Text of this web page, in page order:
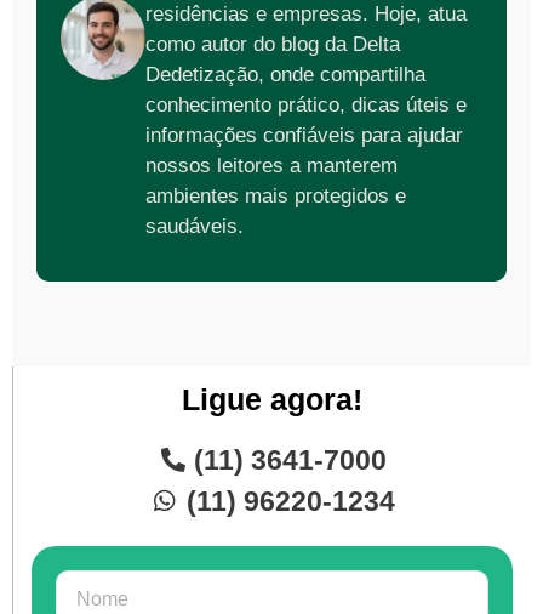
residências e empresas. Hoje, atua
como autor do blog da Delta
Dedetização, onde compartilha
conhecimento prático, dicas úteis e
informações confiáveis para ajudar
nossos leitores a manterem
ambientes mais protegidos e
saudáveis.
Ligue agora!
(11) 3641-7000
(11) 96220-1234